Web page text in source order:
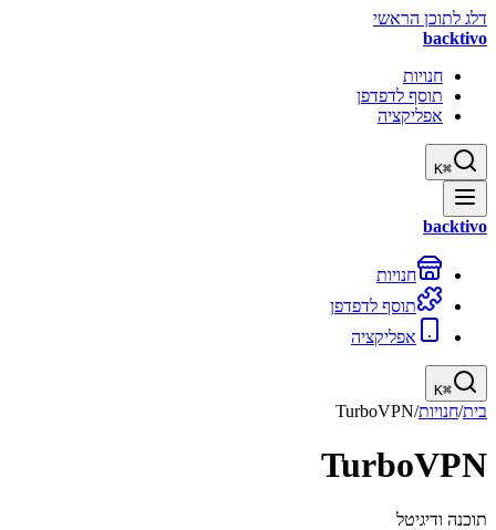
דלג לתוכן הראשי
backtivo
חנויות
תוסף לדפדפן
אפליקציה
⌘
K
backtivo
חנויות
תוסף לדפדפן
אפליקציה
⌘
K
בית/חנויות/
TurboVPN
TurboVPN
תוכנה ודיגיטל